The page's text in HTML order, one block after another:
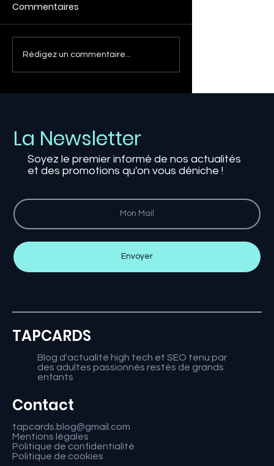
Commentaires
Rédigez un commentaire...
La Newsletter
Soyez le premier informé de nos actualités
et des promotions qu'on vous déniche !
Envoyer
TAPCARDS
Blog d'actualité high tech et SEO tenu par
des adultes passionnés restés de grands
enfants
Contact
tapcards.blog@gmail.com
Mentions légales
Politique de confidentialité
Politique de cookies